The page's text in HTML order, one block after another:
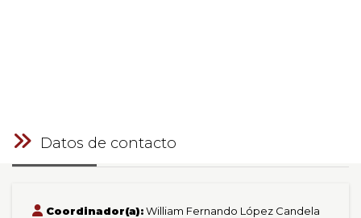
Datos de contacto
Coordinador(a):William Fernando López Candela